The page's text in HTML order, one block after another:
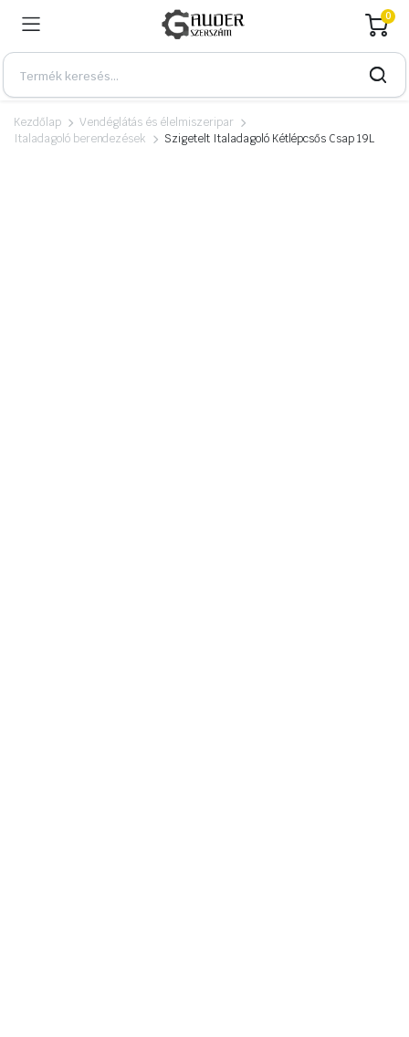
0
Kezdőlap
Vendéglátás és élelmiszeripar
Italadagoló berendezések
Szigetelt Italadagoló Kétlépcsős Csap 19L